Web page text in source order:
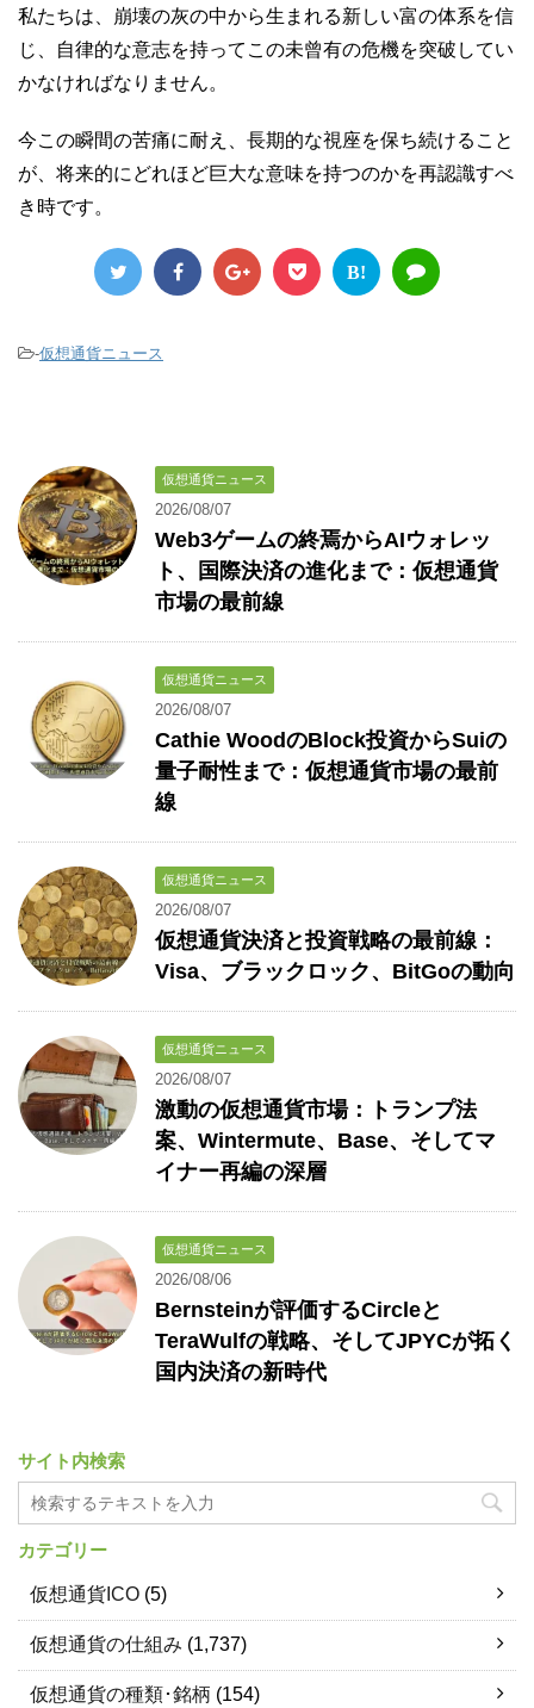
私たちは、崩壊の灰の中から生まれる新しい富の体系を信
じ、自律的な意志を持ってこの未曾有の危機を突破してい
かなければなりません。
今この瞬間の苦痛に耐え、長期的な視座を保ち続けること
が、将来的にどれほど巨大な意味を持つのかを再認識すべ
き時です。
B!
-仮想通貨ニュース
仮想通貨ニュース
2026/08/07
Web3ゲームの終焉からAIウォレッ
ト、国際決済の進化まで：仮想通貨
市場の最前線
仮想通貨ニュース
2026/08/07
Cathie WoodのBlock投資からSuiの
量子耐性まで：仮想通貨市場の最前
線
仮想通貨ニュース
2026/08/07
仮想通貨決済と投資戦略の最前線：
Visa、ブラックロック、BitGoの動向
仮想通貨ニュース
2026/08/07
激動の仮想通貨市場：トランプ法
案、Wintermute、Base、そしてマ
イナー再編の深層
仮想通貨ニュース
2026/08/06
Bernsteinが評価するCircleと
TeraWulfの戦略、そしてJPYCが拓く
国内決済の新時代
サイト内検索
カテゴリー
仮想通貨ICO (5)
仮想通貨の仕組み (1,737)
仮想通貨の種類･銘柄 (154)